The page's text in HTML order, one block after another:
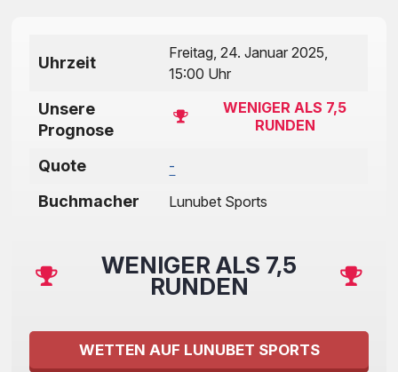
Uhrzeit
Freitag, 24. Januar 2025,
15:00 Uhr
Unsere
Prognose
WENIGER ALS 7,5
RUNDEN
Quote -
Buchmacher Lunubet Sports
WENIGER ALS 7,5
RUNDEN
WETTEN AUF LUNUBET SPORTS